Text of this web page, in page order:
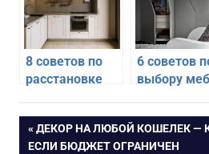
8 советов по
расстановке
кухне
6 советов
выбору
стиле
Навигация
ПРЕДЫДУЩАЯ
ЗАПИСЬ:
ДЕКОР НА ЛЮБОЙ КОШЕЛЕК —
ЕСЛИ БЮДЖЕТ ОГРАНИЧЕН